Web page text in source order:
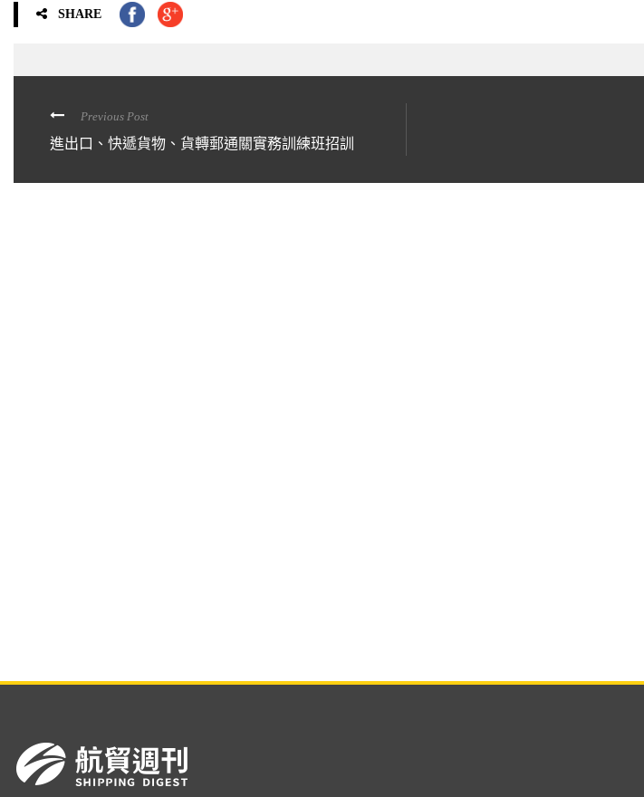
SHARE
Previous Post
進出口、快遞貨物、貨轉郵通關實務訓練班招訓